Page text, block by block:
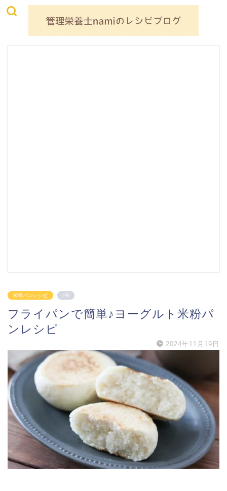
米粉パンレシピ PR
フライパンで簡単♪ヨーグルト米粉パ
ンレシピ
2024年11月19日